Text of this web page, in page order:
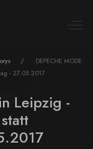
DEPECHE MODE
- 27.05.2017
Leipzig -